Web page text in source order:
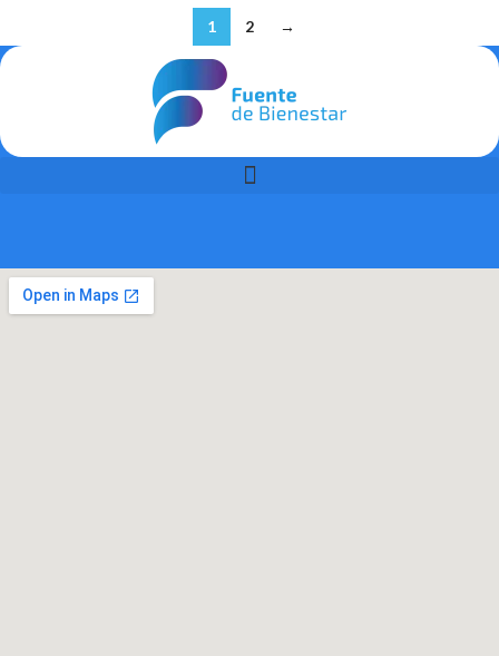
1 2 →